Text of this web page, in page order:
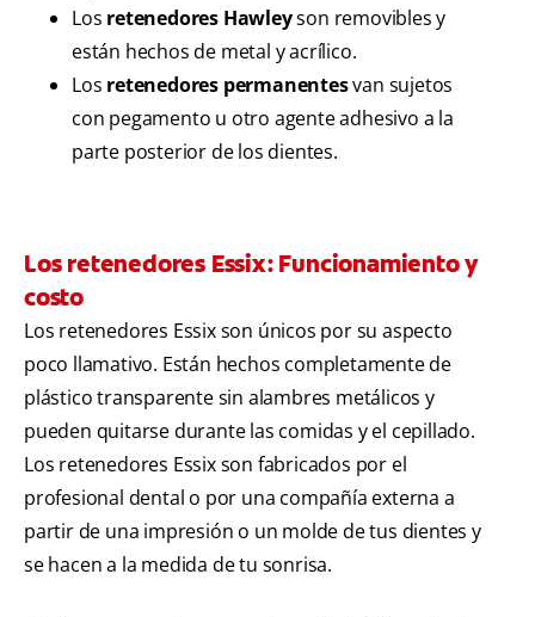
Los retenedores Hawleyson removibles y
están hechos de metal y acrílico.
Los retenedores permanentesvan sujetos
con pegamento u otro agente adhesivo a la
parte posterior de los dientes.
Los retenedores Essix: Funcionamiento y
costo
Los retenedores Essix son únicos por su aspecto
poco llamativo. Están hechos completamente de
plástico transparente sin alambres metálicos y
pueden quitarse durante las comidas y el cepillado.
Los retenedores Essix son fabricados por el
profesional dental o por una compañía externa a
partir de una impresión o un molde de tus dientes y
se hacen a la medida de tu sonrisa.